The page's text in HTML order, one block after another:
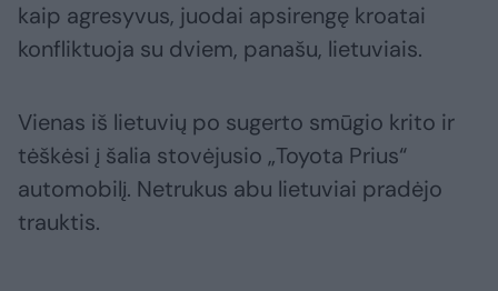
kaip agresyvus, juodai apsirengę kroatai
konfliktuoja su dviem, panašu, lietuviais.
Vienas iš lietuvių po sugerto smūgio krito ir
tėškėsi į šalia stovėjusio „Toyota Prius“
automobilį. Netrukus abu lietuviai pradėjo
trauktis.